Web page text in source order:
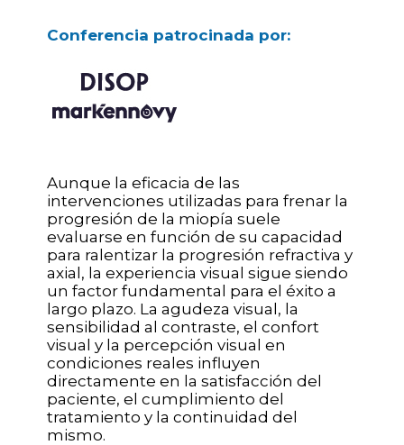
Conferencia patrocinada por:
Aunque la eficacia de las
intervenciones utilizadas para frenar la
progresión de la miopía suele
evaluarse en función de su capacidad
para ralentizar la progresión refractiva y
axial, la experiencia visual sigue siendo
un factor fundamental para el éxito a
largo plazo. La agudeza visual, la
sensibilidad al contraste, el confort
visual y la percepción visual en
condiciones reales influyen
directamente en la satisfacción del
paciente, el cumplimiento del
tratamiento y la continuidad del
mismo.